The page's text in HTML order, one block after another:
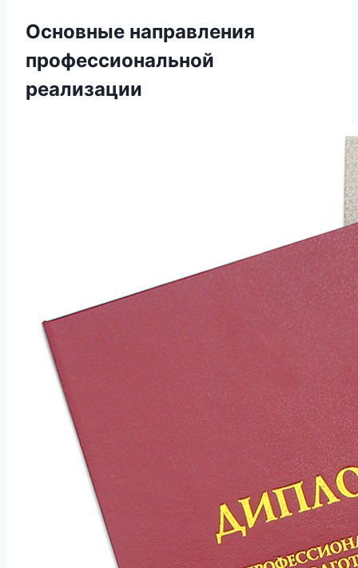
Основные направления
профессиональной
реализации